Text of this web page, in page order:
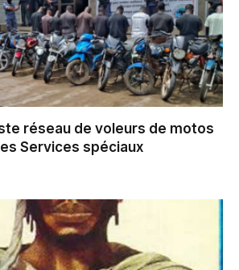
réseau de voleurs de motos
Services spéciaux